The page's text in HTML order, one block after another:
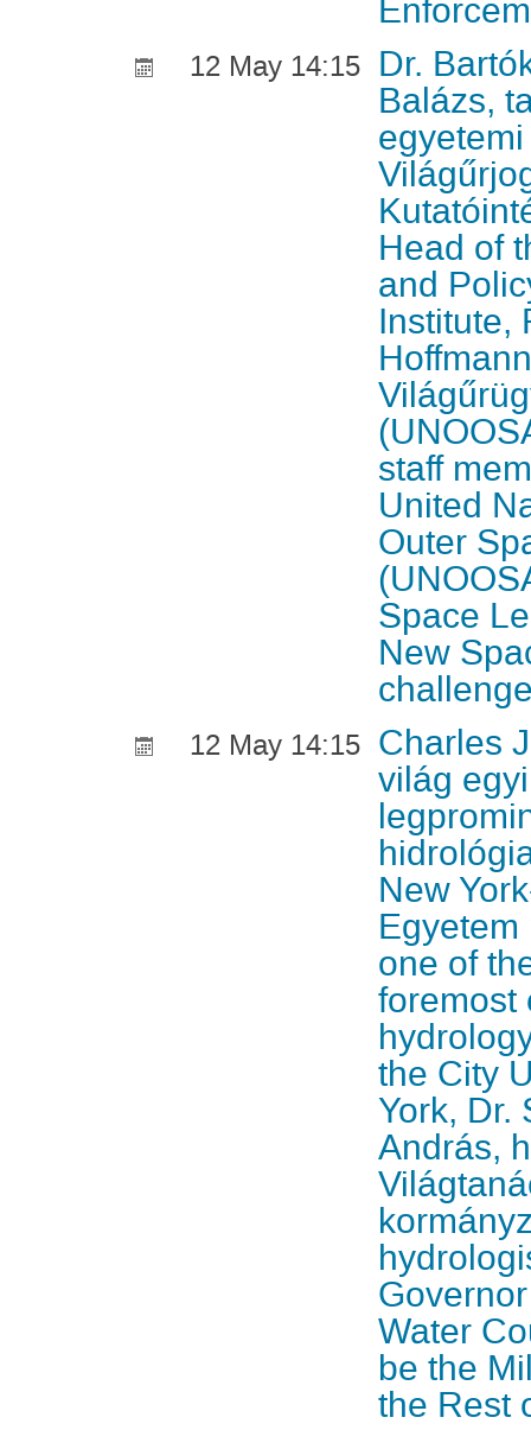
12 May 14:15 Dr.
Balázs,
Head of
and
Institute,
staff
United
Outer
Space
New
12 May 14:15 Charles
világ
New
one of
foremost
the City
York, Dr.
András,
Water
be the
the Rest